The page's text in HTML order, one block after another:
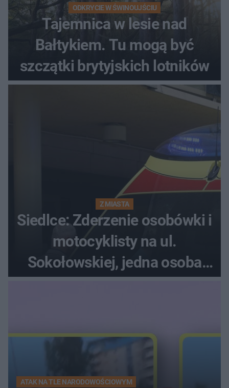
ODKRYCIE W ŚWINOUJŚCIU
Tajemnica w lesie nad
Bałtykiem. Tu mogą być
szczątki brytyjskich lotników
Z MIASTA
Siedlce: Zderzenie osobówki i
motocyklisty na ul.
Sokołowskiej, jedna osoba
ATAK NA TLE NARODOWOŚCIOWYM